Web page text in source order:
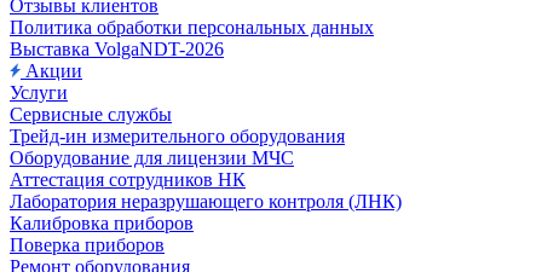
Отзывы клиентов
Политика обработки персональных данных
Выставка VolgaNDT-2026
Акции
Услуги
Сервисные службы
Трейд-ин измерительного оборудования
Оборудование для лицензии МЧС
Аттестация сотрудников НК
Лаборатория неразрушающего контроля (ЛНК)
Калибровка приборов
Поверка приборов
Ремонт оборудования